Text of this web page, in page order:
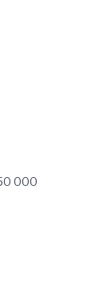
000